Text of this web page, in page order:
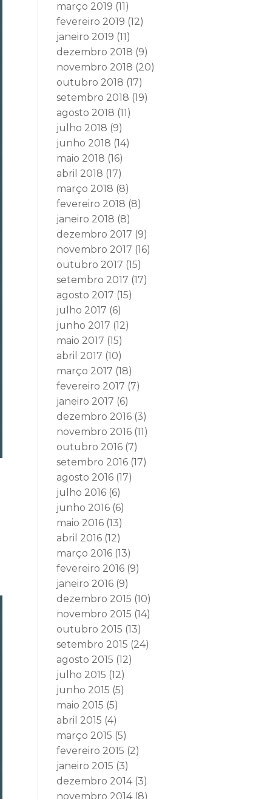
março 2019 (11)
fevereiro 2019 (12)
janeiro 2019 (11)
dezembro 2018 (9)
novembro 2018 (20)
outubro 2018 (17)
setembro 2018 (19)
agosto 2018 (11)
julho 2018 (9)
junho 2018 (14)
maio 2018 (16)
abril 2018 (17)
março 2018 (8)
fevereiro 2018 (8)
janeiro 2018 (8)
dezembro 2017 (9)
novembro 2017 (16)
outubro 2017 (15)
setembro 2017 (17)
agosto 2017 (15)
julho 2017 (6)
junho 2017 (12)
maio 2017 (15)
abril 2017 (10)
março 2017 (18)
fevereiro 2017 (7)
janeiro 2017 (6)
dezembro 2016 (3)
novembro 2016 (11)
outubro 2016 (7)
setembro 2016 (17)
agosto 2016 (17)
julho 2016 (6)
junho 2016 (6)
maio 2016 (13)
abril 2016 (12)
março 2016 (13)
fevereiro 2016 (9)
janeiro 2016 (9)
dezembro 2015 (10)
novembro 2015 (14)
outubro 2015 (13)
setembro 2015 (24)
agosto 2015 (12)
julho 2015 (12)
junho 2015 (5)
maio 2015 (5)
abril 2015 (4)
março 2015 (5)
fevereiro 2015 (2)
janeiro 2015 (3)
dezembro 2014(3)
novembro 2014(8)